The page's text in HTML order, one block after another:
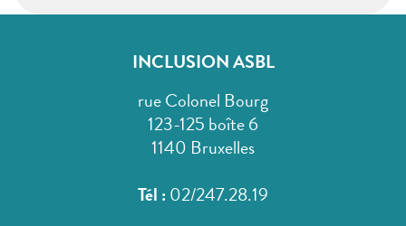
INCLUSION ASBL
rue Colonel Bourg
123-125 boîte 6
1140 Bruxelles
Tél : 02/247.28.19